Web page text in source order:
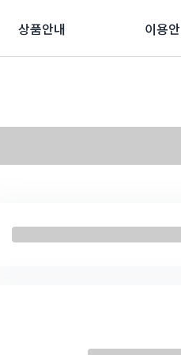
상품안내 이용